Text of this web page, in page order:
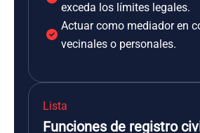
exceda los límites legales.
Actuar como mediador en
vecinales o personales.
Lista
Funciones de registro